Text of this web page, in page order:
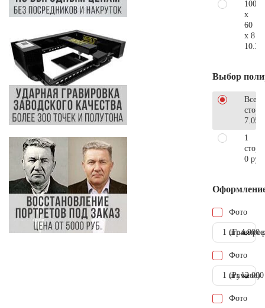
100
x
60
x 8
Выбор
Все
1
0 руб.
Фото
1 шт.4.900
Фото
(Ручное)
1 шт.
Фото